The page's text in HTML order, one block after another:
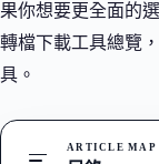
果你想要更全面的
轉檔下載工具總覽
具。
ARTICLE MAP